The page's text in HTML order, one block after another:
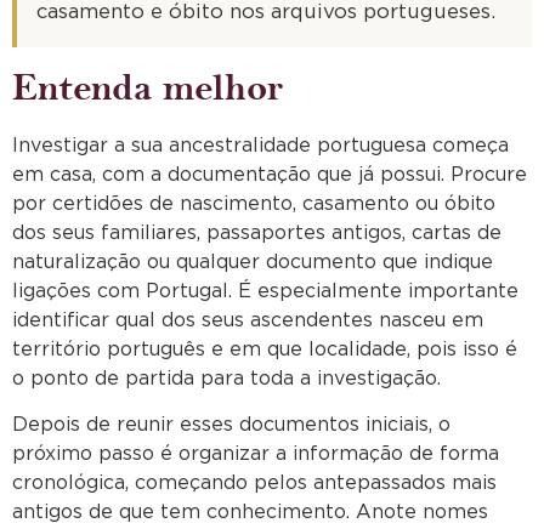
casamento e óbito nos arquivos portugueses.
Entenda melhor
Investigar a sua ancestralidade portuguesa começa
em casa, com a documentação que já possui. Procure
por certidões de nascimento, casamento ou óbito
dos seus familiares, passaportes antigos, cartas de
naturalização ou qualquer documento que indique
ligações com Portugal. É especialmente importante
identificar qual dos seus ascendentes nasceu em
território português e em que localidade, pois isso é
o ponto de partida para toda a investigação.
Depois de reunir esses documentos iniciais, o
próximo passo é organizar a informação de forma
cronológica, começando pelos antepassados mais
antigos de que tem conhecimento. Anote nomes